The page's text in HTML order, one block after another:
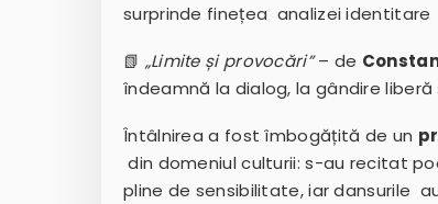
surprinde finețea analizei
📗 „Limite și provocări”– de
îndeamnă la dialog, la gândire
Întâlnirea a fost îmbogățită de un
din domeniul culturii: s-au recitat
pline de sensibilitate, iar dansurile